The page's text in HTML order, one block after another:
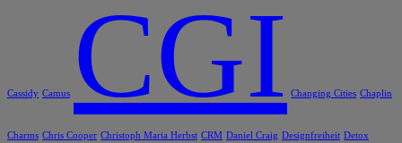
Cassidy Camus CGI Changing Cities Chaplin
Charms Chris Cooper Christoph Maria Herbst CRM Daniel Craig Designfreiheit Detox